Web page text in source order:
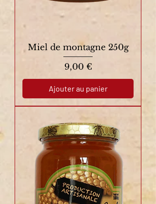
Miel de montagne 250g
Prix
9,00 €
Ajouter au panier